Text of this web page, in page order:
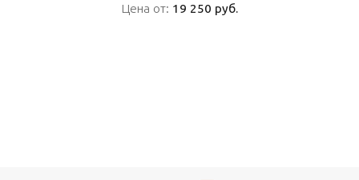
Цена от: 19 250 руб.
Цена от: 19 250 руб.